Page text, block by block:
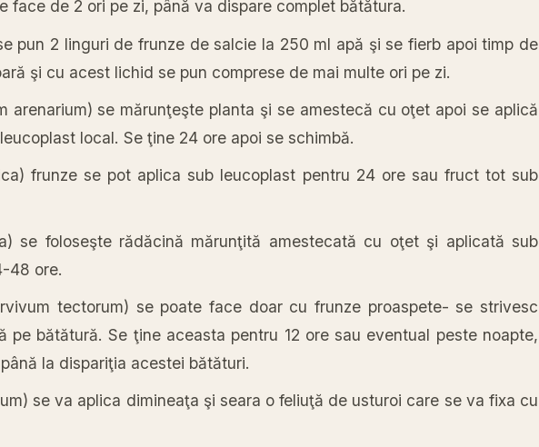
face de 2 ori pe zi, până va dispare complet bătătura.
pun 2 linguri de frunze de salcie la 250 ml apă şi se fierb apoi timp de
şi cu acest lichid se pun comprese de mai multe ori pe zi.
arenarium) se mărunţeşte planta şi se amestecă cu oţet apoi se aplică
local. Se ţine 24 ore apoi se schimbă.
frunze se pot aplica sub leucoplast pentru 24 ore sau fruct tot sub
se foloseşte rădăcină mărunţită amestecată cu oţet şi aplicată sub
48 ore.
tectorum) se poate face doar cu frunze proaspete- se strivesc
pe bătătură. Se ţine aceasta pentru 12 ore sau eventual peste noapte,
la dispariţia acestei bătături.
se va aplica dimineaţa şi seara o feliuţă de usturoi care se va fixa cu